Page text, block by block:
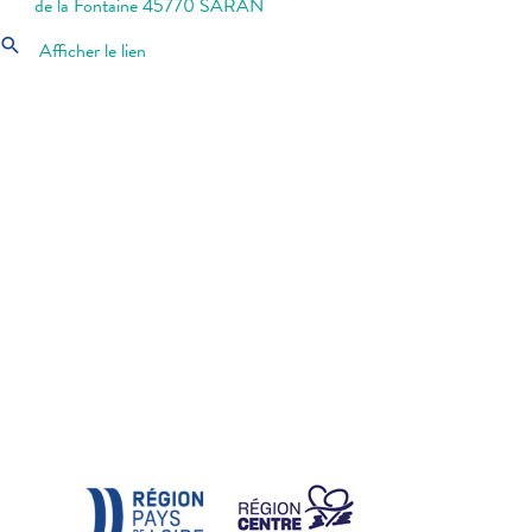
de la Fontaine 45770 SARAN
search Afficher le lien